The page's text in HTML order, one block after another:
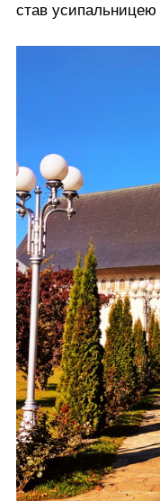
став усипальницею